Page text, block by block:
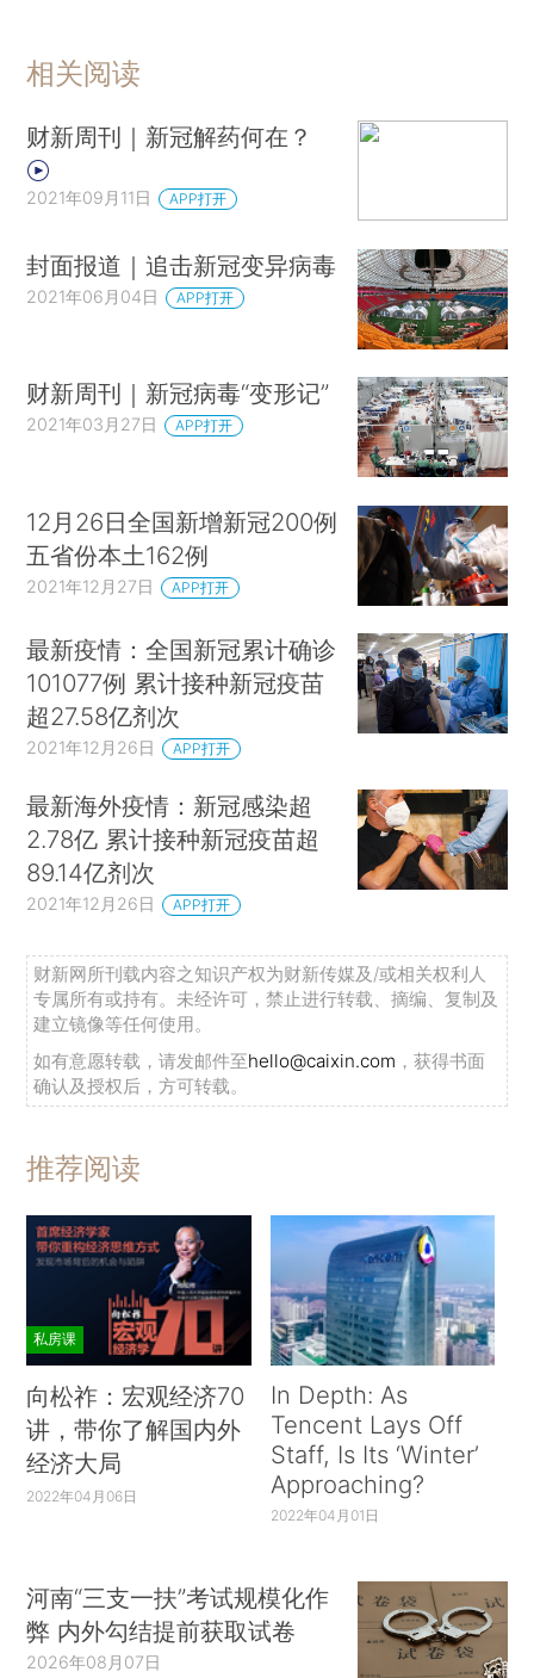
相关阅读
财新周刊｜新冠解药何在？
2021年09月11日 APP打开
封面报道｜追击新冠变异病毒
2021年06月04日 APP打开
财新周刊｜新冠病毒“变形记”
2021年03月27日 APP打开
12月26日全国新增新冠200例
五省份本土162例
2021年12月27日 APP打开
最新疫情：全国新冠累计确诊
101077例 累计接种新冠疫苗
超27.58亿剂次
2021年12月26日 APP打开
最新海外疫情：新冠感染超
2.78亿 累计接种新冠疫苗超
89.14亿剂次
2021年12月26日 APP打开
财新网所刊载内容之知识产权为财新传媒及/或相关权利人
专属所有或持有。未经许可，禁止进行转载、摘编、复制及
建立镜像等任何使用。
如有意愿转载，请发邮件至hello@caixin.com ，获得书面
确认及授权后，方可转载。
推荐阅读
私房课
向松祚：宏观经济70
讲，带你了解国内外
经济大局
2022年04月06日
In Depth: As
Tencent Lays Off
Staff, Is Its ‘Winter’
Approaching?
2022年04月01日
河南“三支一扶”考试规模化作
弊 内外勾结提前获取试卷
2026年08月07日